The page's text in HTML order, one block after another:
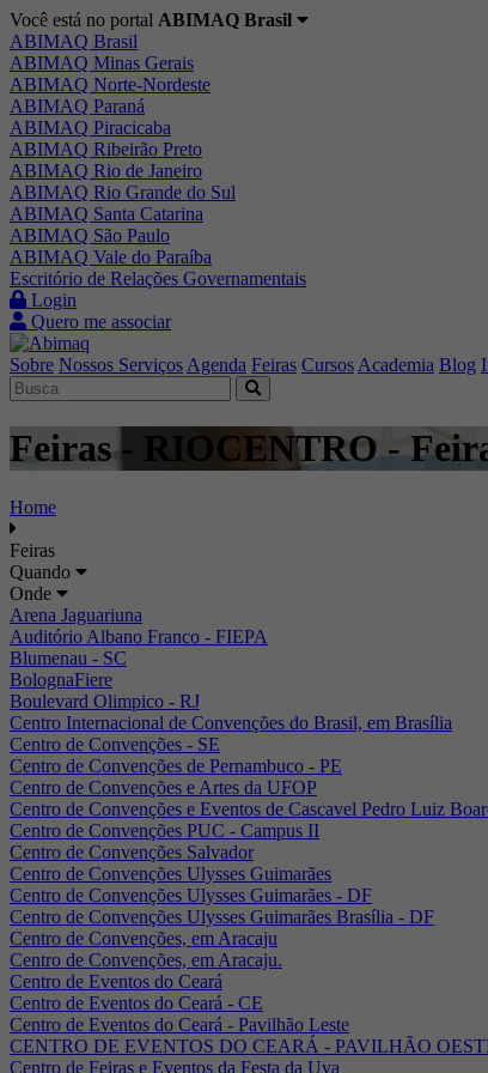
Você está no portal ABIMAQ Brasil
ABIMAQ Brasil
ABIMAQ Minas Gerais
ABIMAQ Norte-Nordeste
ABIMAQ Paraná
ABIMAQ Piracicaba
ABIMAQ Ribeirão Preto
ABIMAQ Rio de Janeiro
ABIMAQ Rio Grande do Sul
ABIMAQ Santa Catarina
ABIMAQ São Paulo
ABIMAQ Vale do Paraíba
Escritório de Relações Governamentais
Login
Quero me associar
Sobre Nossos Serviços Agenda Feiras Cursos Academia Blog
Feiras - RIOCENTRO -
Home
Feiras
Quando
Onde
Arena Jaguariuna
Auditório Albano Franco - FIEPA
Blumenau - SC
BolognaFiere
Boulevard Olimpico - RJ
Centro Internacional de Convenções do Brasil, em Brasília
Centro de Convenções - SE
Centro de Convenções de Pernambuco - PE
Centro de Convenções e Artes da UFOP
Centro de Convenções e Eventos de Cascavel Pedro Luiz
Centro de Convenções PUC - Campus II
Centro de Convenções Salvador
Centro de Convenções Ulysses Guimarães
Centro de Convenções Ulysses Guimarães - DF
Centro de Convenções Ulysses Guimarães Brasília - DF
Centro de Convenções, em Aracaju
Centro de Convenções, em Aracaju.
Centro de Eventos do Ceará
Centro de Eventos do Ceará - CE
Centro de Eventos do Ceará - Pavilhão Leste
CENTRO DE EVENTOS DO CEARÁ - PAVILHÃO
Centro de Feiras e Eventos da Festa da Uva